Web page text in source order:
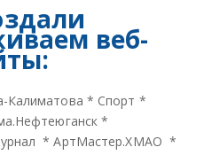
веб-
Калиматова * Спорт *
*
*АртМастер.ХМАО *